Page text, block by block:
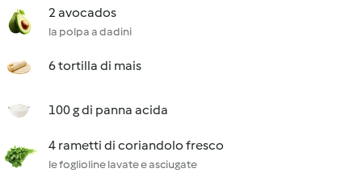
2 avocados
la polpa a dadini
6 tortilla di mais
100 g di panna acida
4 rametti di coriandolo fresco
le foglioline lavate e asciugate